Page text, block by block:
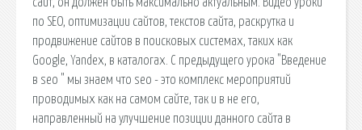
по SEO, оптимизации сайтов, текстов сайта, раскрутка и
продвижение сайтов в поисковых системах, таких как
Google, Yandex, в каталогах. С предыдущего урока "Введение
в seo " мы знаем что seo - это комплекс мероприятий
проводимых как на самом сайте, так и в не его,
направленный на улучшение позиции данного сайта в